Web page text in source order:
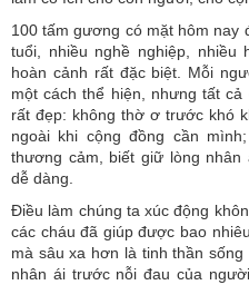
100 tấm gương có mặt hôm nay
tuổi, nhiều nghề nghiệp, nhiều
hoàn cảnh rất đặc biệt. Mỗi
một cách thể hiện, nhưng tất
rất đẹp: không thờ ơ trước khó
ngoài khi cộng đồng cần
thương cảm, biết giữ lòng nhân
dễ dàng.
Điều làm chúng ta xúc động
các cháu đã giúp được bao
mà sâu xa hơn là tinh thần
nhân ái trước nỗi đau của